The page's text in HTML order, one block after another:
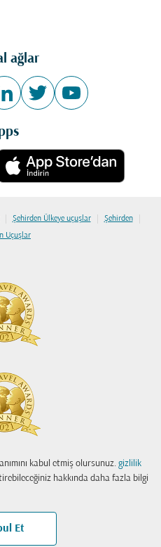
kabul etmiş olursunuz. gizlilik
hakkında daha fazla bilgi
Et
ağlar
| Şehirden Ülkeye uçuşlar | Şehirden |
Uçuşlar